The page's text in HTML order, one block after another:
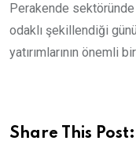
Perakende
odaklı şekillendiği
yatırımlarının önemli
Share This Post: